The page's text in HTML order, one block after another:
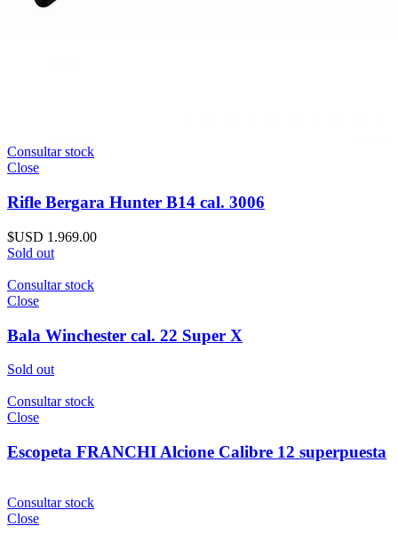
Consultar stock
Close
Rifle Bergara Hunter B14 cal. 3006
$USD 1.969.00
Sold out
Consultar stock
Close
Bala Winchester cal. 22 Super X
Sold out
Consultar stock
Close
Escopeta FRANCHI Alcione Calibre 12 superpuesta
Consultar stock
Close